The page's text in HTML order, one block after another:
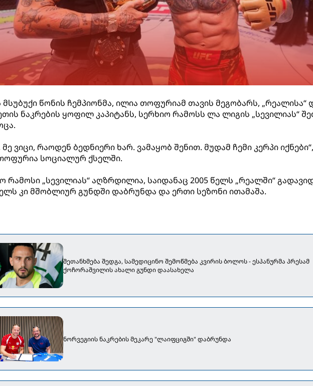
მსუბუქი წონის ჩემპიონმა, ილია თოფურიამ თავის მეგობარს, „რეალისა“
ნაკრების ყოფილ კაპიტანს, სერხიო რამოსს ლა ლიგის „სევილიას“
მე ვიცი, რაოდენ ბედნიერი ხარ. ვამაყობ შენით. მუდამ ჩემი კერპი
სოციალურ ქსელში.
რამოსი „სევილიას“ აღზრდილია, საიდანაც 2005 წელს „რეალში“
კი მშობლიურ გუნდში დაბრუნდა და ერთი სეზონი ითამაშა.
შეთანხმება შედგა, სამედიცინო შემოწმება კვირის ბოლოს - ესპანურმა პრესამ
ქოჩორაშვილის ახალი გუნდი დაასახელა
ნორვეგიის ნაკრების მეკარე "ლაიფციგში" დაბრუნდა